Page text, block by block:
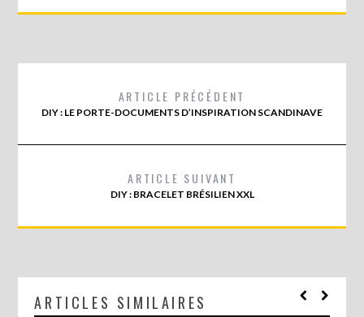
ARTICLE PRÉCÉDENT
DIY : LE PORTE-DOCUMENTS D’INSPIRATION SCANDINAVE
ARTICLE SUIVANT
DIY : BRACELET BRÉSILIEN XXL
ARTICLES SIMILAIRES